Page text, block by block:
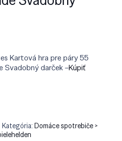
Kartová hra pre páry 55
Svadobný darček –Kúpiť
Kategória:Domáce spotrebiče >